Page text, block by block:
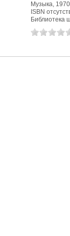
Музыка, 1970
ISBN
Библиотека